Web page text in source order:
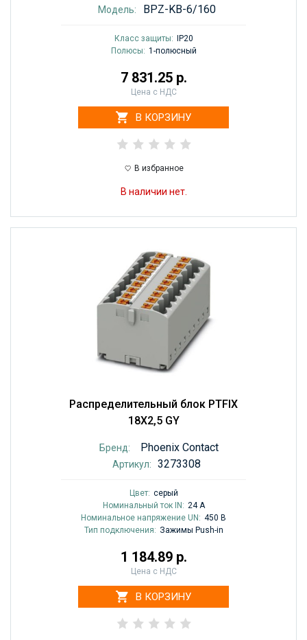
Модель: BPZ-KB-6/160
Класс защиты:
IP20
Полюсы: 1-полюсный
7 831.25 р.
Цена с НДС
В КОРЗИНУ
В избранное
В наличии нет.
Распределительный блок PTFIX
18X2,5 GY
Бренд: Phoenix Contact
Артикул: 3273308
Цвет: cерый
Номинальный ток IN: 24 A
Номинальное напряжение UN: 450 В
Тип подключения: Зажимы Push-in
1 184.89 р.
Цена с НДС
В КОРЗИНУ